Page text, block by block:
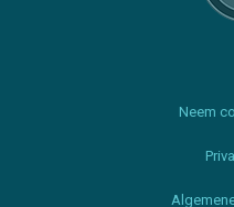
Neem